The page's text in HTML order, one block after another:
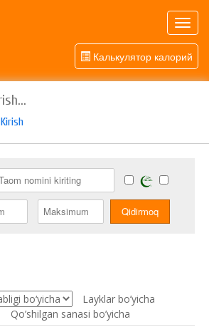
Калькулятор калорий
Kirish
Layklar bo’yicha
Qo’shilgan sanasi bo’yicha